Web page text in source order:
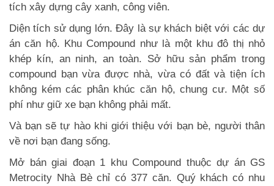
tích xây dựng cây xanh, công viên.
Diện tích sử dụng lớn. Đây là sự khách biệt với các dự
án căn hộ. Khu Compound như là một khu đô thị nhỏ
khép kín, an ninh, an toàn. Sở hữu sản phẩm trong
compound bạn vừa được nhà, vừa có đất và tiện ích
không kém các phân khúc căn hộ, chung cư. Một số
phí như giữ xe bạn không phải mất.
Và bạn sẽ tự hào khi giới thiệu với bạn bè, người thân
về nơi bạn đang sống.
Mở bán giai đoạn 1 khu Compound thuộc dự án GS
Metrocity Nhà Bè chỉ có 377 căn. Quý khách có nhu